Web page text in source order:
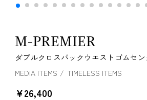
M-PREMIER
ダブルクロスバックウエストゴムセ
MEDIA ITEMS TIMELESS ITEMS
￥26,400